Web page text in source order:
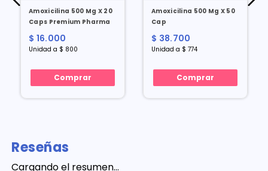
Amoxicilina 500 Mg X 20
Caps Premium Pharma
$ 16.000
Unidad a $ 800
Comprar
Amoxicilina 500 Mg X 50
Cap
$ 38.700
Unidad a $ 774
Comprar
Reseñas
Cargando el resumen…